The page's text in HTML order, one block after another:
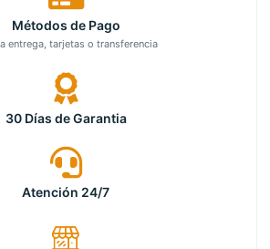
Métodos de Pago
entrega, tarjetas o transferencia
30 Días de Garantia
Atención 24/7